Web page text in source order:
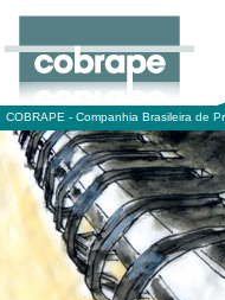
COBRAPE - Companhia Brasileira de